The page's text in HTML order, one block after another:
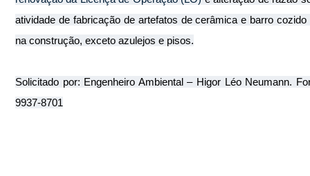
atividade de fabricação de artefatos de cerâmica e barro cozido
na construção, exceto azulejos e pisos.
Solicitado por: Engenheiro Ambiental – Higor Léo Neumann.
9937-8701